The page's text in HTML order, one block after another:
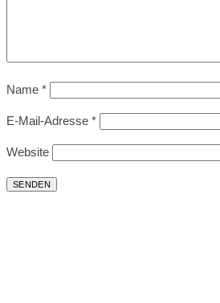
Name *
E-Mail-Adresse *
Website